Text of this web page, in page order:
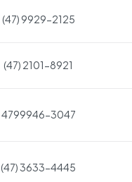
(47) 9929-2125
(47) 2101-8921
4799946-3047
(47) 3633-4445